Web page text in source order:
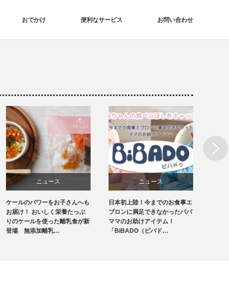
おでかけ 便利なサービス お問い合わせ
ニュース
授乳・食事
未分類
ケールのパワーをお子さんへも
お届け！ おいしく栄養たっぷ
りのケールを使った離乳食が新
登場 無添加離乳…
ニュース
授乳・食事
日本初上陸！今までのお食事エ
プロンに満足できなかったパパ
ママのお助けアイテム！
「BiBADO（ビバド…
Next